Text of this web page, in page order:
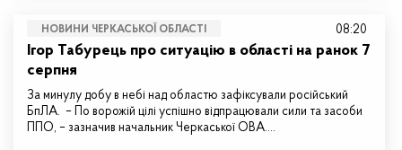
НОВИНИ ЧЕРКАСЬКОЇ ОБЛАСТІ
Ігор Табурець про ситуацію в області на ранок 7
серпня
За минулу добу в небі над областю зафіксували російський
БпЛА. – По ворожій цілі успішно відпрацювали сили та засоби
ППО, – зазначив начальник Черкаської ОВА.…
08:20